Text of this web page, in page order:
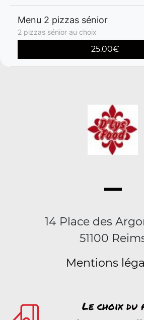
Menu 2 pizzas sénior
2 pizzas sénior au choix
25.00€
14 Place des
51100
Mentions
Le choix du